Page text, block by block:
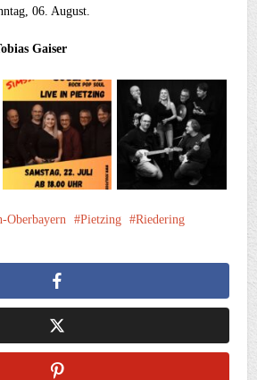
06. August.
Gaiser
Oberbayern Pietzing
Riedering